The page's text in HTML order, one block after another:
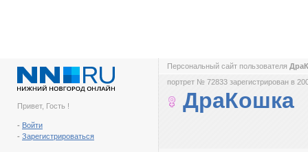
Привет, Гость !
- Войти
- Зарегистрироваться
Персональный сайт пользователя
портрет № 72833 зарегистрирован в
ДраКошка